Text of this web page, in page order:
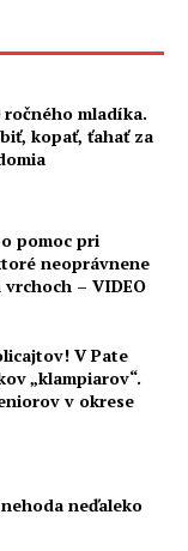
mladíka.
kopať, ťahať za
pomoc pri
neoprávnene
– VIDEO
V Pate
„klampiarov“.
v okrese
neďaleko